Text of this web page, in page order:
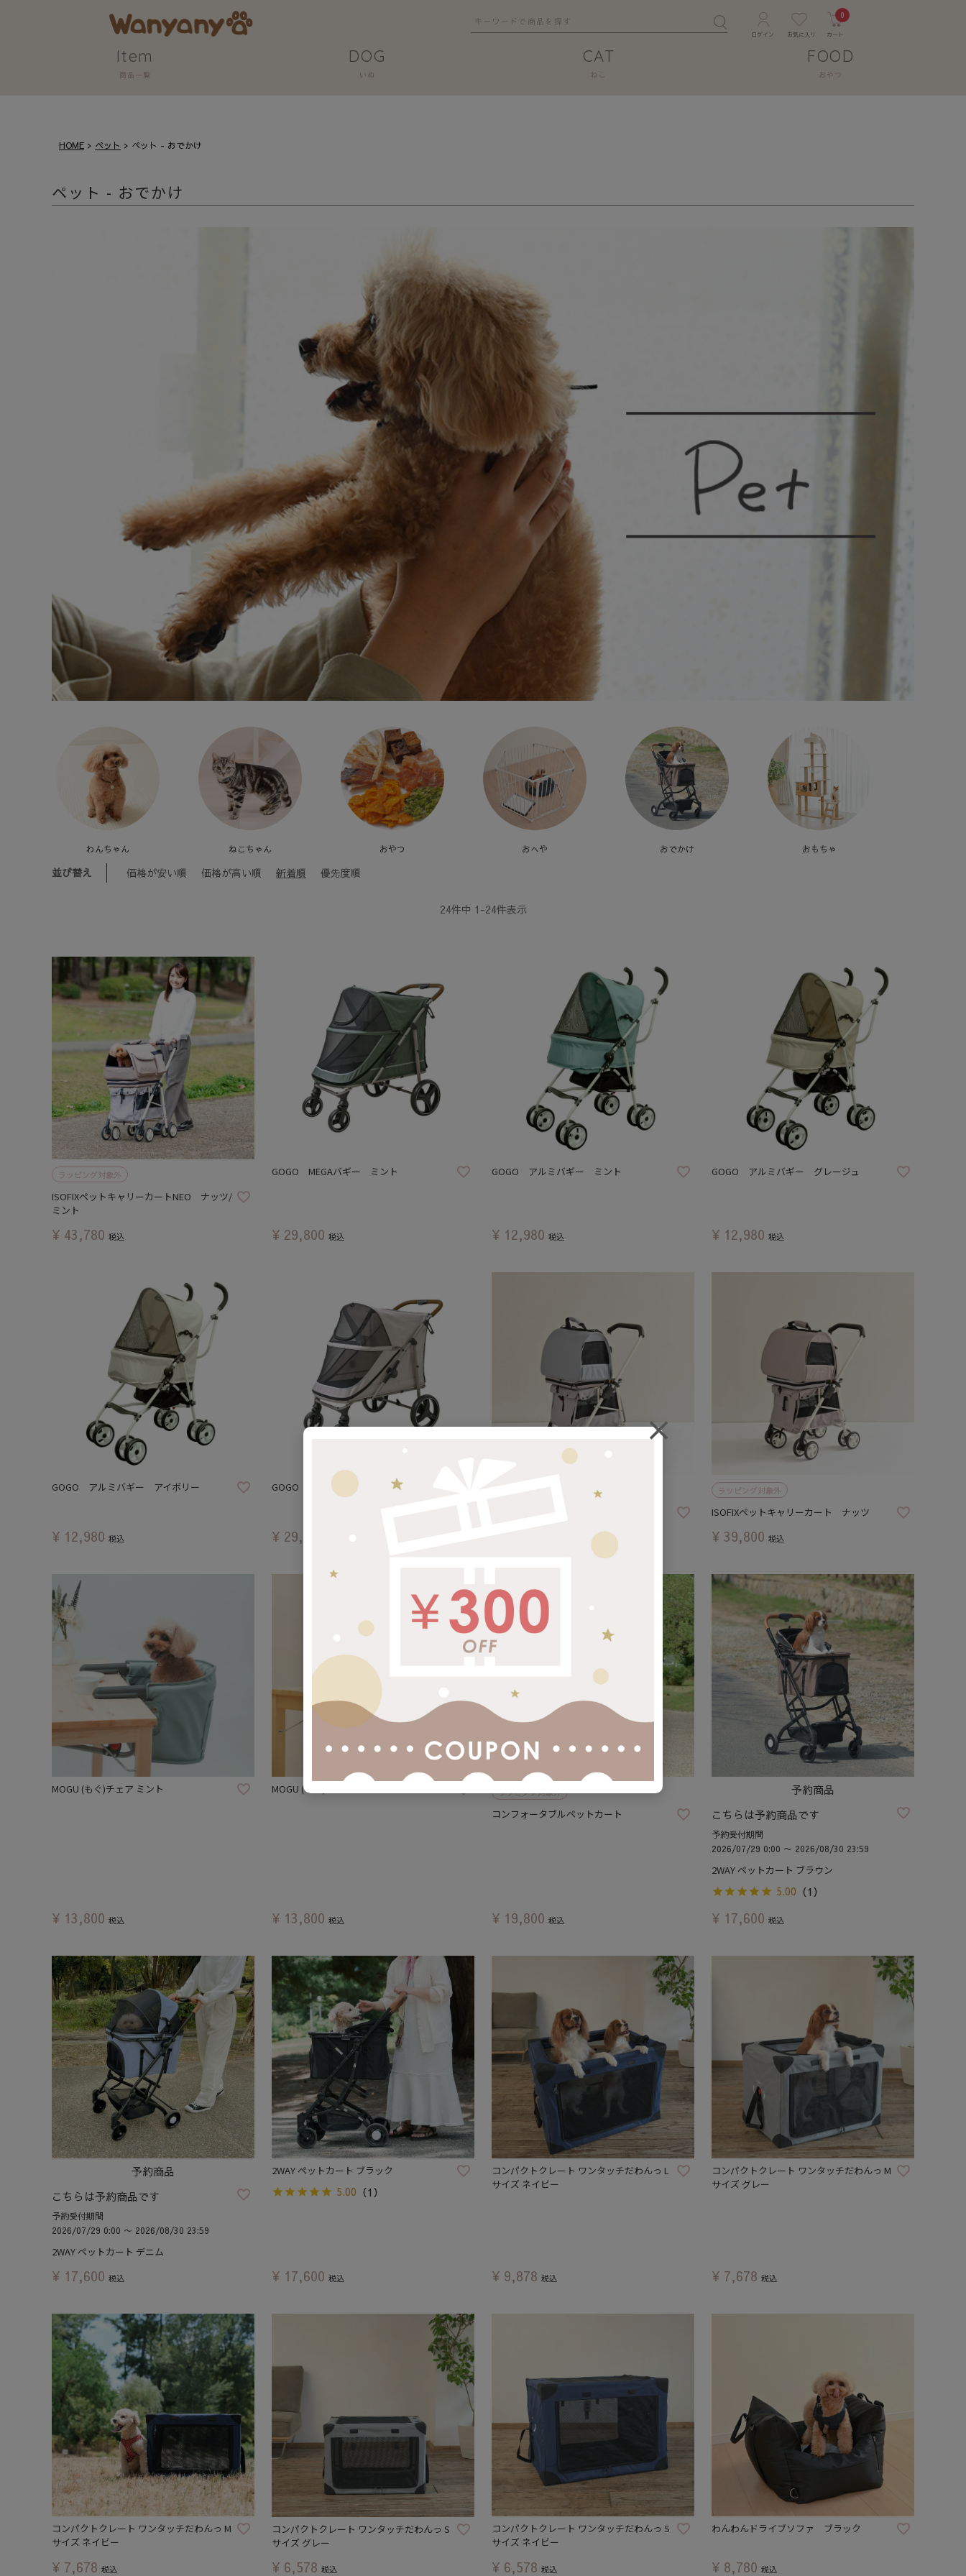
0
Item
商品一覧
DOG
いぬ
CAT
ねこ
FOOD
おやつ
HOME ペット ペット - おでかけ
ペット - おでかけ
わんちゃん ねこちゃん おやつ おへや おでかけ おもちゃ
並び替え 価格が安い順 価格が高い順 新着順 優先度順
24件中 1 -24件表示
ラッピング対象外
ISOFIXペットキャリーカートNEO ナッツ/
ミント
¥ 43,780 税込
GOGO MEGAバギー ミント
¥ 29,800 税込
GOGO アルミバギー ミント
¥ 12,980 税込
GOGO アルミバギー グレージュ
¥ 12,980 税込
GOGO アルミバギー アイボリー
¥ 12,980 税込
GOGO MEGAバギー ココナッツ
¥ 29,800
ラッピング対象外
ISOFIXペットキャリーカート ナッツ
¥ 39,800 税込
MOGU (もぐ)チェア ミント
¥ 13,800 税込
MOGU (もぐ)チェア ナッツ
¥ 13,800 税込
ラッピング対象外
コンフォータブルペットカート
¥ 19,800 税込
予約商品
こちらは予約商品です
予約受付期間
2026/07/29 0:00 〜 2026/08/30 23:59
2WAY ペットカート ブラウン
5.00 （1）
¥ 17,600 税込
予約商品
こちらは予約商品です
予約受付期間
2026/07/29 0:00 〜 2026/08/30 23:59
2WAY ペットカート デニム
¥ 17,600 税込
2WAY ペットカート ブラック
5.00 （1）
¥ 17,600 税込
コンパクトクレート ワンタッチだわんっ L
サイズ ネイビー
¥ 9,878 税込
コンパクトクレート ワンタッチだわんっ M
サイズ グレー
¥ 7,678 税込
コンパクトクレート ワンタッチだわんっ M
サイズ ネイビー
¥ 7,678 税込
コンパクトクレート ワンタッチだわんっ S
サイズ グレー
¥ 6,578 税込
コンパクトクレート ワンタッチだわんっ S
サイズ ネイビー
¥ 6,578 税込
わんわんドライブソファ ブラック
¥ 8,780 税込